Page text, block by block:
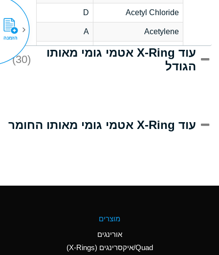
Acetyl Chloride
D
Acetylene
A
Acrlylonitrile
D
Adipic Acid
(Aqueous)
Aluminum Nitrate
(Aqueous)
עוד X-Ring אטמי גומי מאותו
הגודל
(30)
עוד X-Ring אטמי גומי מאותו החומר
מוצרים
אורינגים
Quad/איקסרינגים (X-Rings)
הזמנה